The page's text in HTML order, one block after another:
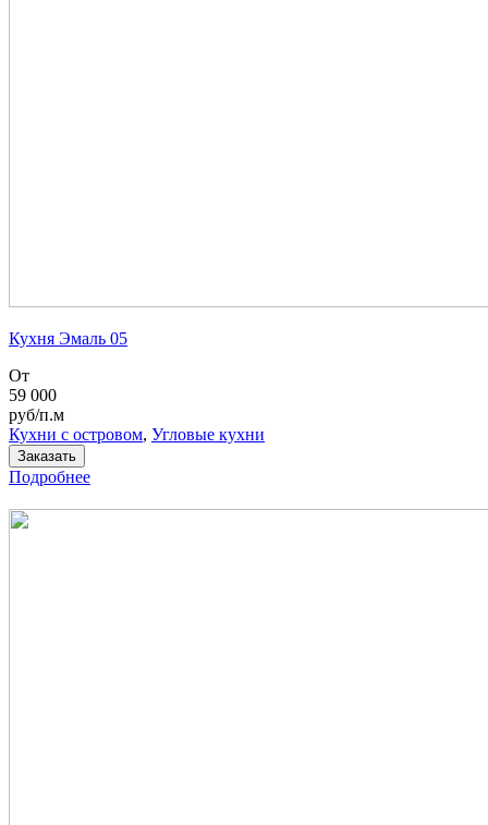
Кухня Эмаль 05
От
59 000
руб/п.м
Кухни с островом, Угловые кухни
Заказать
Подробнее